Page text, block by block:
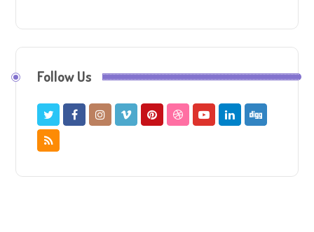
Follow Us